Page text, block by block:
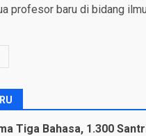
profesor baru di bidang
Tiga Bahasa, 1.300